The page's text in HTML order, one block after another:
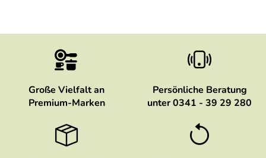
Große Vielfalt an
Premium-Marken
Persönliche Beratung
unter 0341 - 39 29 280